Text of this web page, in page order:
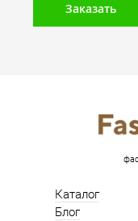
Заказать
Каталог
Блог